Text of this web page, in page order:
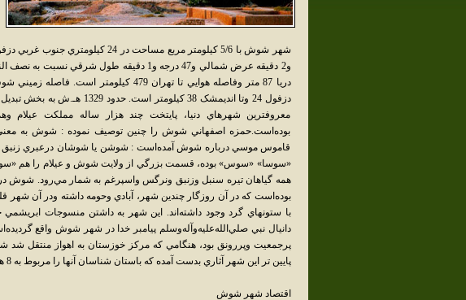
و2 دقيقه عرض شمالي و47 درجه و1 دقيقه طول
دزفول 24 وتا انديمشک 38
معروفترين شهرهاي دنيا، پايتخت چند هزار ساله مملکت عيلام
بوده‌است.حمزه اصفهاني شوش را چنين توصيف نموده : شوش به
قاموس موسي درباره شوش آمده‌است : شوشن يا شوشان درعبري زنبق
«سوسا» «سوس» بوده، قسمت بزرگي از ولايت شوش و عيلام را هم
همه گياهان تيره سنبل وزنبق ونرگس واسپرغم به شمار مي‌رود. شوش
بوده‌است که در آن روزگار چندين شهر، آبادي وحومه داشته ودر آن شهر
با ستونهاي گرد وجود داشته‌اند. اين شهر به داشتن منسوجات ابريشمي
دانيال نبي صلي‌الله‌عليه‌وآله‌وسلم پيامبر خدا در شهر شوش واقع
پرجمعيت وپررونق بود، هنگامي که مرکز خوزستان به اهواز منتقل
پايين تر اين شهر آثاري بدست آمده که باستان شناسان آنها را مربوط به 8 هزار سال پيش مي‌دانند.
اقتصاد شهر شوش